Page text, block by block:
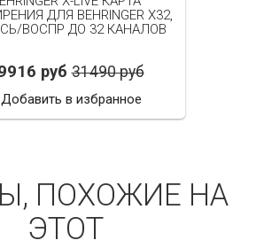
ДЛЯ BEHRINGER X32,
ВОСПР ДО 32 КАНАЛОВ
руб 31490 руб
Добавить в избранное
ПОХОЖИЕ НА
ЭТОТ